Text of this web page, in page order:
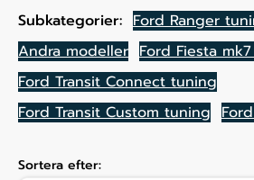
Subkategorier: Ford Ranger
Andra modeller Ford Fiesta
Ford Transit Connect tuning
Ford Transit Custom tuning
Sortera efter: